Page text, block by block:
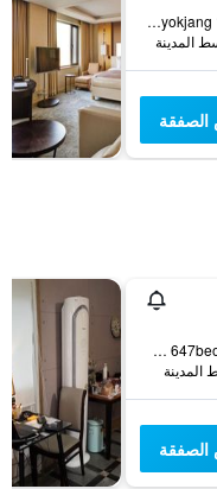
50, Haesuyokjang 1-gil, Dong-gu, أولسان, كوريا الجنوبية
14, Saneop-ro 647beon-gil, Nam-gu, أولسان, كوريا الجنوبية